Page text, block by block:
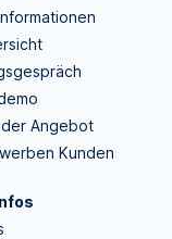
Angebot
Kunden